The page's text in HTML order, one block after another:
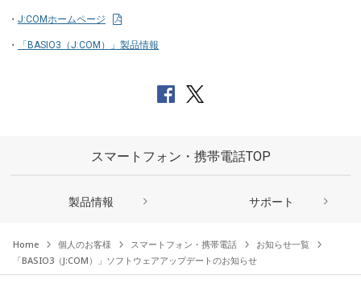
J:COMホームページ
「BASIO3（J:COM）」製品情報
スマートフォン・携帯電話TOP
製品情報 サポート
Home 個人のお客様 スマートフォン・携帯電話
お知らせ一覧
「BASIO3（J:COM）」ソフトウェアアップデートのお知らせ